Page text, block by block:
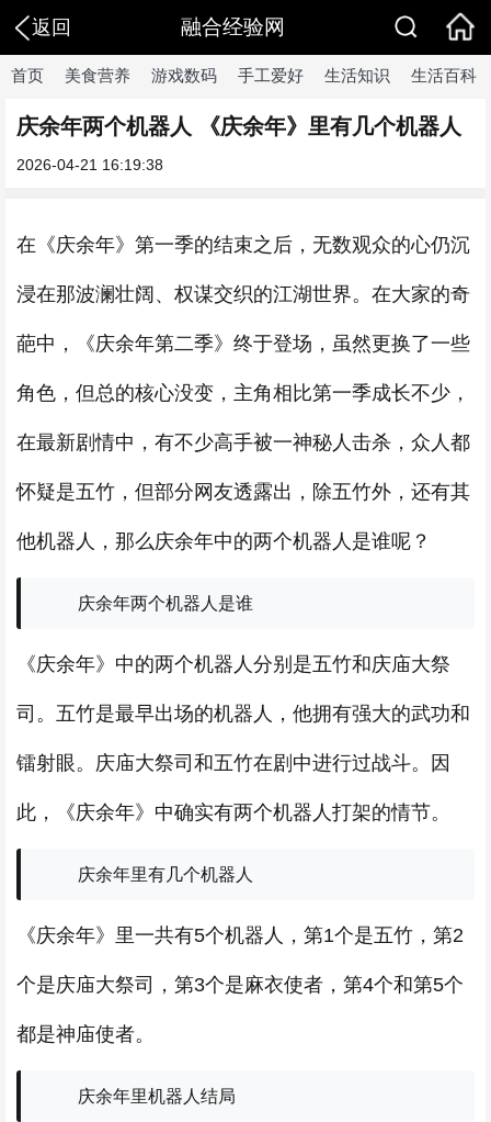
返回 融合经验网
首页 美食营养 游戏数码 手工爱好 生活知识 生活百科
庆余年两个机器人 《庆余年》里有几个机器人
2026-04-21 16:19:38
在《庆余年》第一季的结束之后，无数观众的心仍沉
浸在那波澜壮阔、权谋交织的江湖世界。在大家的奇
葩中，《庆余年第二季》终于登场，虽然更换了一些
角色，但总的核心没变，主角相比第一季成长不少，
在最新剧情中，有不少高手被一神秘人击杀，众人都
怀疑是五竹，但部分网友透露出，除五竹外，还有其
他机器人，那么庆余年中的两个机器人是谁呢？
庆余年两个机器人是谁
《庆余年》中的两个机器人分别是五竹和庆庙大祭
司。五竹是最早出场的机器人，他拥有强大的武功和
镭射眼。庆庙大祭司和五竹在剧中进行过战斗。因
此，《庆余年》中确实有两个机器人打架的情节。
庆余年里有几个机器人
《庆余年》里一共有5个机器人，第1个是五竹，第2
个是庆庙大祭司，第3个是麻衣使者，第4个和第5个
都是神庙使者。
庆余年里机器人结局